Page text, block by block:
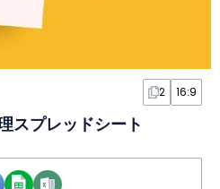
2 16:9
スプレッドシート